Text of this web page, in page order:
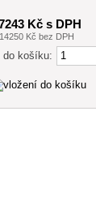
Kč s DPH
14250 Kč bez DPH
do košíku: